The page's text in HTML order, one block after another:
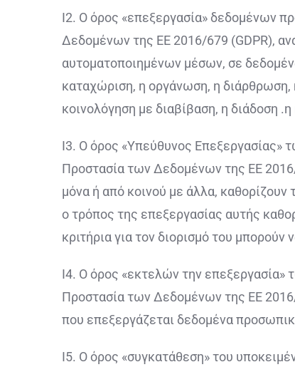
Ι2. Ο όρος «επεξεργασία» δεδομένων
Δεδομένων της ΕΕ 2016/679 (GDPR),
αυτοματοποιημένων μέσων, σε
καταχώριση, η οργάνωση, η
κοινολόγηση με διαβίβαση, η διάδοση
Ι3. Ο όρος «Υπεύθυνος Επεξεργασίας»
Προστασία των Δεδομένων της ΕΕ
μόνα ή από κοινού με άλλα,
ο τρόπος της επεξεργασίας αυτής
κριτήρια για τον διορισμό του
Ι4. Ο όρος «εκτελών την
Προστασία των Δεδομένων της ΕΕ
που επεξεργάζεται δεδομένα
Ι5. Ο όρος «συγκατάθεση» του